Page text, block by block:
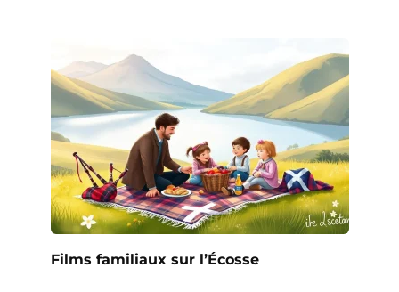
Films familiaux sur l’Écosse